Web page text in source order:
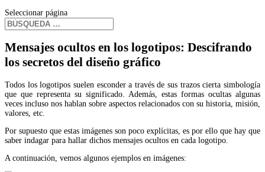
Seleccionar página
Mensajes ocultos en los logotipos: Descifrando
los secretos del diseño gráfico
Todos los logotipos suelen esconder a través de sus trazos cierta simbología
que que representa su significado. Además, estas formas ocultas algunas
veces incluso nos hablan sobre aspectos relacionados con su historia, misión,
valores, etc.
Por supuesto que estas imágenes son poco explícitas, es por ello que hay que
saber indagar para hallar dichos mensajes ocultos en cada logotipo.
A continuación, vemos algunos ejemplos en imágenes: